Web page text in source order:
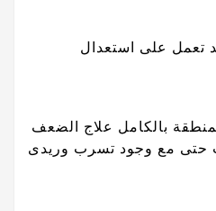
تعمل على استعدال
بالكامل علاج الضعف
حتى مع وجود تسرب وريدى